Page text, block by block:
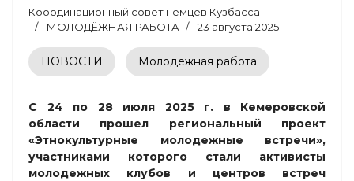
Координационный совет немцев Кузбасса
МОЛОДЁЖНАЯ РАБОТА
23 августа 2025
НОВОСТИ Молодёжная работа
С 24 по 28 июля 2025 г. в Кемеровской
области прошел региональный проект
«Этнокультурные молодежные встречи»,
участниками которого стали активисты
молодежных клубов и центров встреч